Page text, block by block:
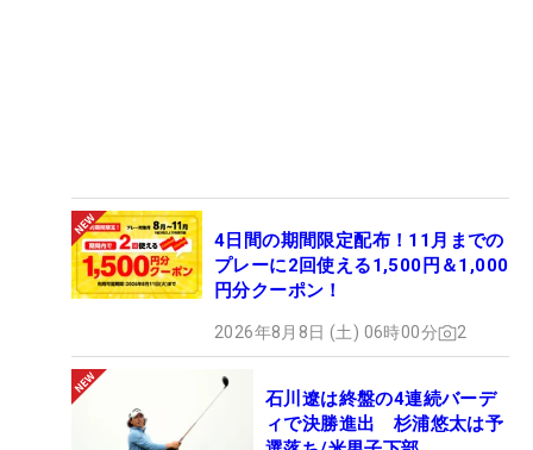
4日間の期間限定配布！11月までの
プレーに2回使える1,500円＆1,000
円分クーポン！
2026年8月8日 (土) 06時00分 2
石川遼は終盤の4連続バーデ
ィで決勝進出 杉浦悠太は予